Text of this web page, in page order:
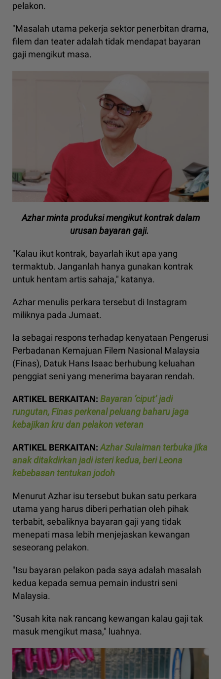
pelakon.
"Masalah utama pekerja sektor penerbitan drama,
filem dan teater adalah tidak mendapat bayaran
gaji mengikut masa.
Azhar minta produksi mengikut kontrak dalam
urusan bayaran gaji.
"Kalau ikut kontrak, bayarlah ikut apa yang
termaktub. Janganlah hanya gunakan kontrak
untuk hentam artis sahaja," katanya.
Azhar menulis perkara tersebut di Instagram
miliknya pada Jumaat.
Ia sebagai respons terhadap kenyataan Pengerusi
Perbadanan Kemajuan Filem Nasional Malaysia
(Finas), Datuk Hans Isaac berhubung keluahan
penggiat seni yang menerima bayaran rendah.
ARTIKEL BERKAITAN: Bayaran ‘ciput’ jadi
rungutan, Finas perkenal peluang baharu jaga
kebajikan kru dan pelakon veteran
ARTIKEL BERKAITAN:Azhar Sulaiman terbuka jika
anak ditakdirkan jadi isteri kedua, beri Leona
kebebasan tentukan jodoh
Menurut Azhar isu tersebut bukan satu perkara
utama yang harus diberi perhatian oleh pihak
terbabit, sebaliknya bayaran gaji yang tidak
menepati masa lebih menjejaskan kewangan
seseorang pelakon.
"Isu bayaran pelakon pada saya adalah masalah
kedua kepada semua pemain industri seni
Malaysia.
"Susah kita nak rancang kewangan kalau gaji tak
masuk mengikut masa," luahnya.